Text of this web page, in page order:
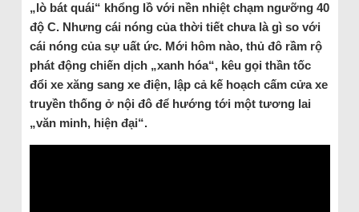
„lò bát quái“ khổng lồ với nền nhiệt chạm ngưỡng 40
độ C. Nhưng cái nóng của thời tiết chưa là gì so với
cái nóng của sự uất ức. Mới hôm nào, thủ đô rầm rộ
phát động chiến dịch „xanh hóa“, kêu gọi thần tốc
đổi xe xăng sang xe điện, lập cả kế hoạch cấm cửa xe
truyền thống ở nội đô để hướng tới một tương lai
„văn minh, hiện đại“.